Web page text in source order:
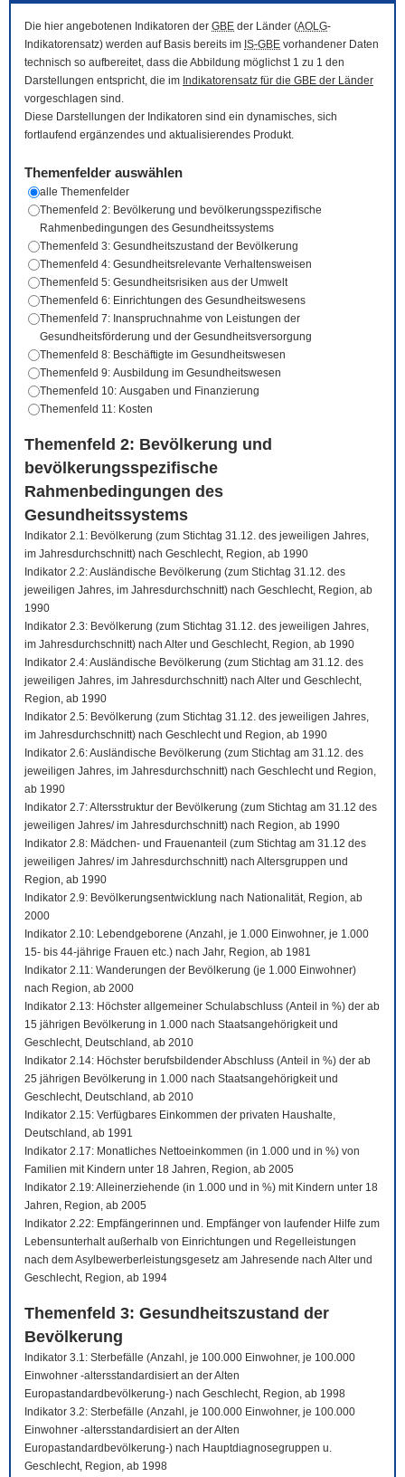
Die hier angebotenen Indikatoren der GBE der Länder (AOLG-
Indikatorensatz) werden auf Basis bereits im IS-GBE vorhandener Daten
technisch so aufbereitet, dass die Abbildung möglichst 1 zu 1 den
Darstellungen entspricht, die im Indikatorensatz für die GBE der Länder
vorgeschlagen sind.
Diese Darstellungen der Indikatoren sind ein dynamisches, sich
fortlaufend ergänzendes und aktualisierendes Produkt.
Themenfelder auswählen
alle Themenfelder
Themenfeld 2: Bevölkerung und bevölkerungsspezifische
Rahmenbedingungen des Gesundheitssystems
Themenfeld 3: Gesundheitszustand der Bevölkerung
Themenfeld 4: Gesundheitsrelevante Verhaltensweisen
Themenfeld 5: Gesundheitsrisiken aus der Umwelt
Themenfeld 6: Einrichtungen des Gesundheitswesens
Themenfeld 7: Inanspruchnahme von Leistungen der
Gesundheitsförderung und der Gesundheitsversorgung
Themenfeld 8: Beschäftigte im Gesundheitswesen
Themenfeld 9: Ausbildung im Gesundheitswesen
Themenfeld 10: Ausgaben und Finanzierung
Themenfeld 11: Kosten
Themenfeld 2: Bevölkerung und
bevölkerungsspezifische
Rahmenbedingungen des
Gesundheitssystems
Indikator 2.1: Bevölkerung (zum Stichtag 31.12. des jeweiligen Jahres,
im Jahresdurchschnitt) nach Geschlecht, Region, ab 1990
Indikator 2.2: Ausländische Bevölkerung (zum Stichtag 31.12. des
jeweiligen Jahres, im Jahresdurchschnitt) nach Geschlecht, Region, ab
1990
Indikator 2.3: Bevölkerung (zum Stichtag 31.12. des jeweiligen Jahres,
im Jahresdurchschnitt) nach Alter und Geschlecht, Region, ab 1990
Indikator 2.4: Ausländische Bevölkerung (zum Stichtag am 31.12. des
jeweiligen Jahres, im Jahresdurchschnitt) nach Alter und Geschlecht,
Region, ab 1990
Indikator 2.5: Bevölkerung (zum Stichtag 31.12. des jeweiligen Jahres,
im Jahresdurchschnitt) nach Geschlecht und Region, ab 1990
Indikator 2.6: Ausländische Bevölkerung (zum Stichtag am 31.12. des
jeweiligen Jahres, im Jahresdurchschnitt) nach Geschlecht und Region,
ab 1990
Indikator 2.7: Altersstruktur der Bevölkerung (zum Stichtag am 31.12 des
jeweiligen Jahres/ im Jahresdurchschnitt) nach Region, ab 1990
Indikator 2.8: Mädchen- und Frauenanteil (zum Stichtag am 31.12 des
jeweiligen Jahres/ im Jahresdurchschnitt) nach Altersgruppen und
Region, ab 1990
Indikator 2.9: Bevölkerungsentwicklung nach Nationalität, Region, ab
2000
Indikator 2.10: Lebendgeborene (Anzahl, je 1.000 Einwohner, je 1.000
15- bis 44-jährige Frauen etc.) nach Jahr, Region, ab 1981
Indikator 2.11: Wanderungen der Bevölkerung (je 1.000 Einwohner)
nach Region, ab 2000
Indikator 2.13: Höchster allgemeiner Schulabschluss (Anteil in %) der ab
15 jährigen Bevölkerung in 1.000 nach Staatsangehörigkeit und
Geschlecht, Deutschland, ab 2010
Indikator 2.14: Höchster berufsbildender Abschluss (Anteil in %) der ab
25 jährigen Bevölkerung in 1.000 nach Staatsangehörigkeit und
Geschlecht, Deutschland, ab 2010
Indikator 2.15: Verfügbares Einkommen der privaten Haushalte,
Deutschland, ab 1991
Indikator 2.17: Monatliches Nettoeinkommen (in 1.000 und in %) von
Familien mit Kindern unter 18 Jahren, Region, ab 2005
Indikator 2.19: Alleinerziehende (in 1.000 und in %) mit Kindern unter 18
Jahren, Region, ab 2005
Indikator 2.22: Empfängerinnen und. Empfänger von laufender Hilfe zum
Lebensunterhalt außerhalb von Einrichtungen und Regelleistungen
nach dem Asylbewerberleistungsgesetz am Jahresende nach Alter und
Geschlecht, Region, ab 1994
Themenfeld 3: Gesundheitszustand der
Bevölkerung
Indikator 3.1: Sterbefälle (Anzahl, je 100.000 Einwohner, je 100.000
Einwohner -altersstandardisiert an der Alten
Europastandardbevölkerung-) nach Geschlecht, Region, ab 1998
Indikator 3.2: Sterbefälle (Anzahl, je 100.000 Einwohner, je 100.000
Einwohner -altersstandardisiert an der Alten
Europastandardbevölkerung-) nach Hauptdiagnosegruppen u.
Geschlecht, Region, ab 1998